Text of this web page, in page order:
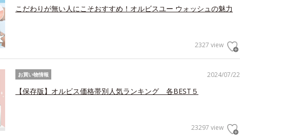
こだわりが無い人にこそおすすめ！オルビスユー ウォッシュの魅力
2327 view
2024/07/22
お買い物情報
【保存版】オルビス価格帯別人気ランキング 各BEST５
23297 view